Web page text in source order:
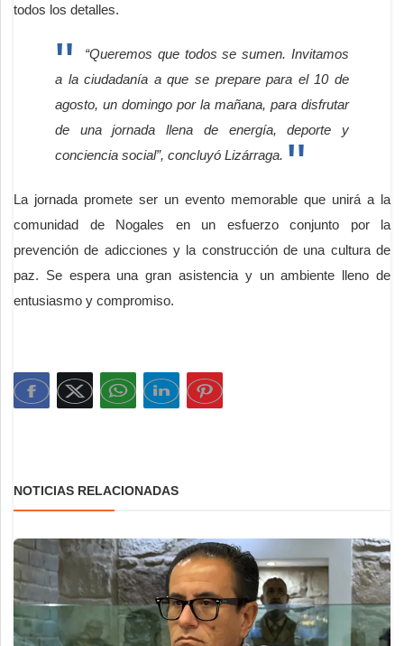
todos los detalles.
“Queremos que todos se sumen. Invitamos
a la ciudadanía a que se prepare para el 10 de
agosto, un domingo por la mañana, para disfrutar
de una jornada llena de energía, deporte y
conciencia social”, concluyó Lizárraga.
La jornada promete ser un evento memorable que unirá a la
comunidad de Nogales en un esfuerzo conjunto por la
prevención de adicciones y la construcción de una cultura de
paz. Se espera una gran asistencia y un ambiente lleno de
entusiasmo y compromiso.
NOTICIAS RELACIONADAS